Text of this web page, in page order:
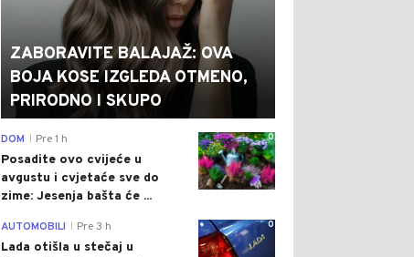
ZABORAVITE BALAJAŽ: OVA
BOJA KOSE IZGLEDA OTMENO,
PRIRODNO I SKUPO
0
DOM Pre 1 h
Posadite ovo cvijeće u
avgustu i cvjetaće sve do
zime: Jesenja bašta će ...
0
AUTOMOBILI Pre 3 h
Lada otišla u stečaj u